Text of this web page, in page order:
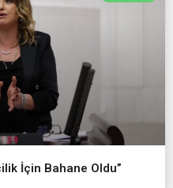
İçin Bahane Oldu”